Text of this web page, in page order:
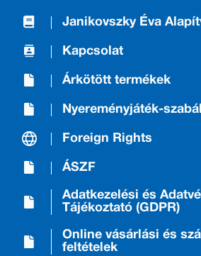
Janikovszky Éva
Kapcsolat
Árkötött termékek
Nyereményjáték-
Foreign Rights
ÁSZF
Adatkezelési és
Tájékoztató (GDPR)
Online vásárlási és
feltételek